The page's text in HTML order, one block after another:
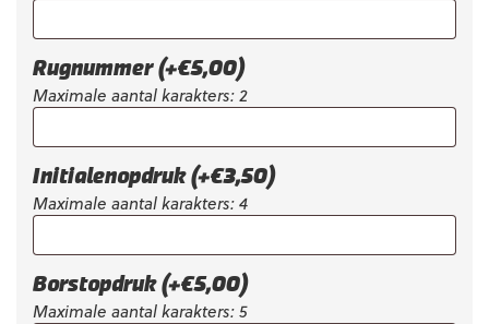
Rugnummer (+€5,00)
Maximale aantal karakters: 2
Initialenopdruk (+€3,50)
Maximale aantal karakters: 4
Borstopdruk (+€5,00)
Maximale aantal karakters: 5